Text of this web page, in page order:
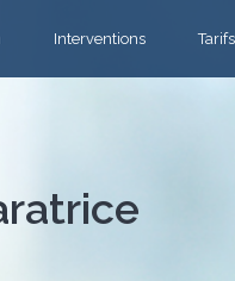
Interventions